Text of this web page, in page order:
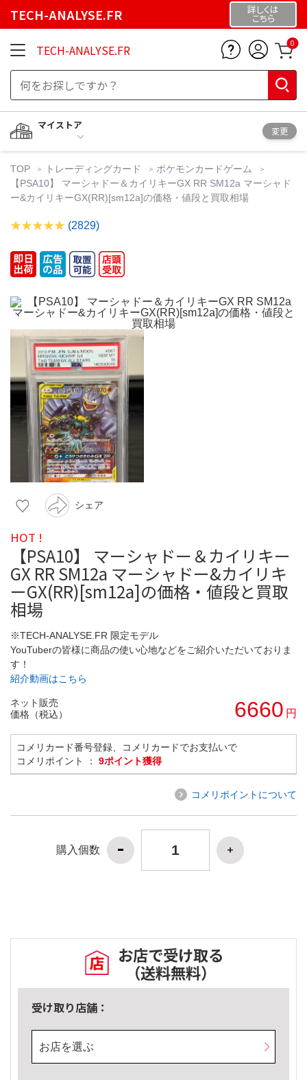
TECH-ANALYSE.FR 詳しくは
こちら
TECH-ANALYSE.FR 0
マイストア
変更
TOP トレーディングカード
ポケモンカードゲーム
【PSA10】 マーシャドー＆カイリキーGX RR SM12a マーシャド
ー&カイリキーGX(RR)[sm12a]の価格・値段と買取相場
(2829)
シェア
HOT !
【PSA10】 マーシャドー＆カイリキー
GX RR SM12a マーシャドー&カイリキ
ーGX(RR)[sm12a]の価格・値段と買取
相場
※TECH-ANALYSE.FR 限定モデル
YouTuberの皆様に商品の使い心地などをご紹介いただいておりま
す！
紹介動画はこちら
ネット販売
価格（税込）
6660 円
コメリカード番号登録、コメリカードでお支払いで
コメリポイント ： 9ポイント獲得
コメリポイントについて
購入個数
お店で受け取る
（送料無料）
受け取り店舗：
お店を選ぶ